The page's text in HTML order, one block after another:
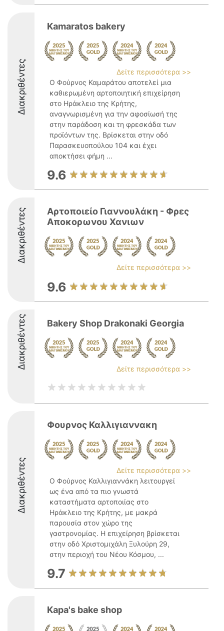
Διακριθέντες
Kamaratos bakery
Δείτε περισσότερα >>
Ο Φούρνος Καμαράτου αποτελεί μια
καθιερωμένη αρτοποιητική επιχείρηση
στο Ηράκλειο της Κρήτης,
αναγνωρισμένη για την αφοσίωσή της
στην παράδοση και τη φρεσκάδα των
προϊόντων της. Βρίσκεται στην οδό
Παρασκευοπούλου 104 και έχει
αποκτήσει φήμη ...
9.6
Διακριθέντες
Αρτοποιείο Γιαννουλάκη - Φρες
Αποκορωνου Χανιων
Δείτε περισσότερα >>
9.6
Διακριθέντες Bakery Shop Drakonaki Georgia
Δείτε περισσότερα >>
Διακριθέντες
Φουρνος Καλλιγιαννακη
Δείτε περισσότερα >>
Ο Φούρνος Καλλιγιαννάκη λειτουργεί
ως ένα από τα πιο γνωστά
καταστήματα αρτοποιίας στο
Ηράκλειο της Κρήτης, με μακρά
παρουσία στον χώρο της
γαστρονομίας. Η επιχείρηση βρίσκεται
στην οδό Χριστομιχάλη Ξυλούρη 29,
στην περιοχή του Νέου Κόσμου, ...
9.7
Kapa's bake shop